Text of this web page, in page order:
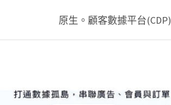
原生。顧客數據平台(CDP)